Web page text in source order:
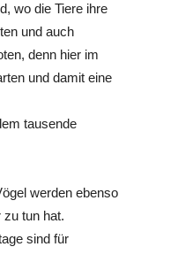
wo die Tiere ihre
und auch
denn hier im
und damit eine
tausende
werden ebenso
tun hat.
sind für